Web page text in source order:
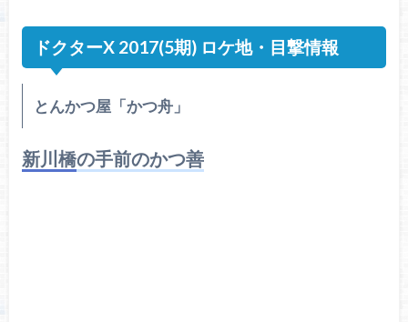
ドクターX 2017(5期) ロケ地・目撃情報
とんかつ屋「かつ舟」
新川橋の手前のかつ善